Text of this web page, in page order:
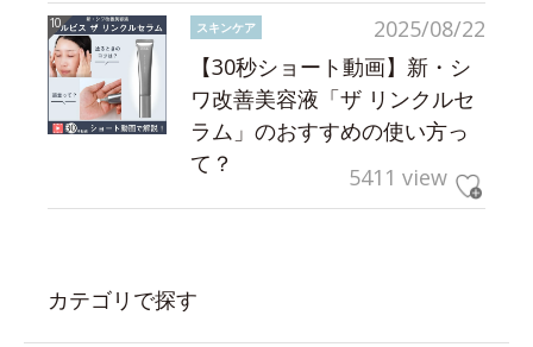
2025/08/22
スキンケア
【30秒ショート動画】新・シ
ワ改善美容液「ザ リンクルセ
ラム」のおすすめの使い方っ
て？
5411 view
カテゴリで探す